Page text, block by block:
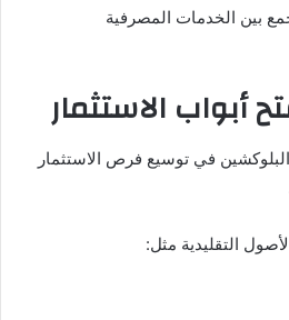
بين الخدمات المصرفية
أبواب الاستثمار
البلوكشين في توسيع فرص الاستثمار
التقليدية مثل: